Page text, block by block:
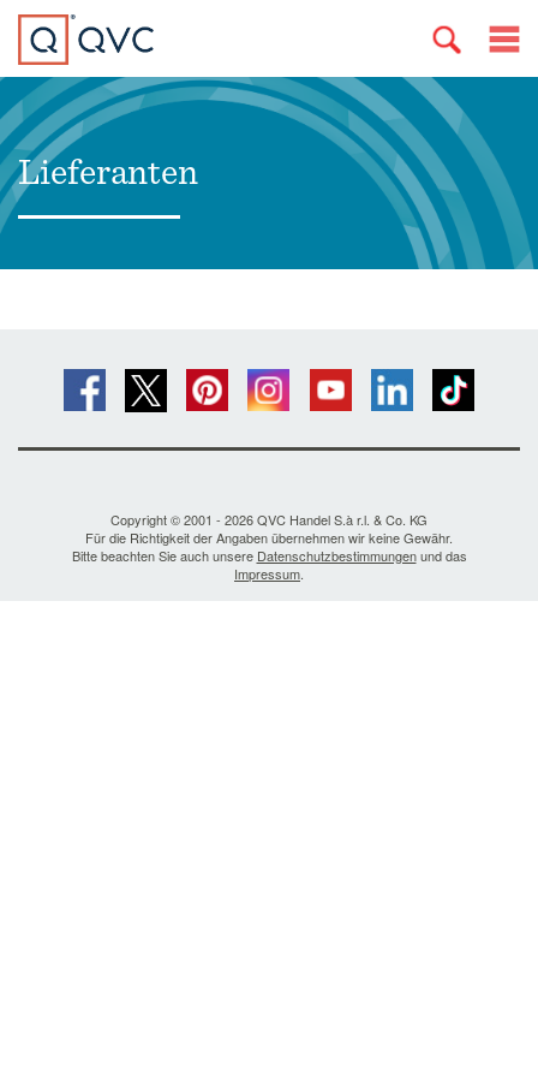
Lieferanten
Copyright © 2001 - 2026 QVC Handel S.à r.l. & Co. KG
Für die Richtigkeit der Angaben übernehmen wir keine Gewähr.
Bitte beachten Sie auch unsere Datenschutzbestimmungenund das
Impressum.